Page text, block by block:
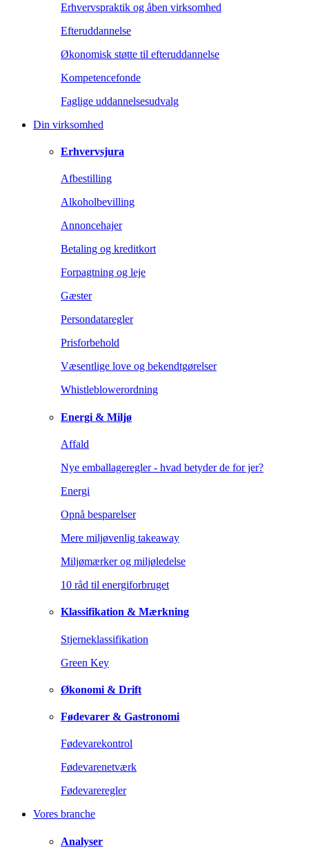
Erhvervspraktik og åben virksomhed
Efteruddannelse
Økonomisk støtte til efteruddannelse
Kompetencefonde
Faglige uddannelsesudvalg
Din virksomhed
Erhvervsjura
Afbestilling
Alkoholbevilling
Annoncehajer
Betaling og kreditkort
Forpagtning og leje
Gæster
Persondataregler
Prisforbehold
Væsentlige love og bekendtgørelser
Whistleblowerordning
Energi & Miljø
Affald
Nye emballageregler - hvad betyder de for jer?
Energi
Opnå besparelser
Mere miljøvenlig takeaway
Miljømærker og miljøledelse
10 råd til energiforbruget
Klassifikation & Mærkning
Stjerneklassifikation
Green Key
Økonomi & Drift
Fødevarer & Gastronomi
Fødevarekontrol
Fødevarenetværk
Fødevareregler
Vores branche
Analyser